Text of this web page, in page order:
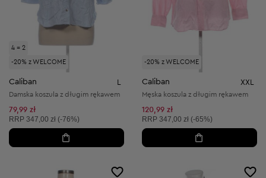
4 = 2
-20% z WELCOME
Caliban L
Damska koszula z długim rękawem
79,99 zł
Cena sugerowana:
RRP 347,00 zł (-76%)
-20% z WELCOME
Caliban XXL
Męska koszula z długim rękawem
120,99 zł
Cena sugerowana:
RRP 347,00 zł (-65%)